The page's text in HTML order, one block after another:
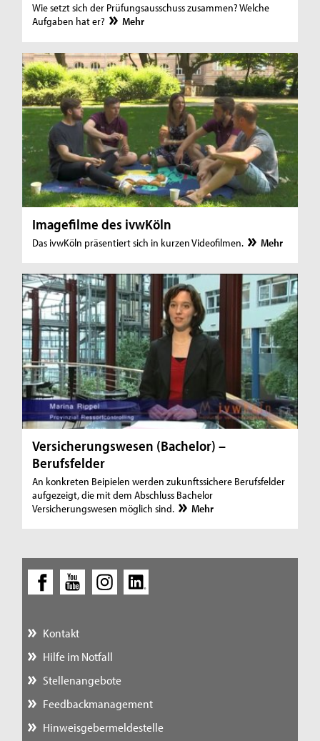
Wie setzt sich der Prüfungsausschuss zusammen? Welche
Aufgaben hat er?
Mehr
Imagefilme des ivwKöln
Das ivwKöln präsentiert sich in kurzen Videofilmen. Mehr
Versicherungswesen (Bachelor) –
Berufsfelder
An konkreten Beipielen werden zukunftssichere Berufsfelder
aufgezeigt, die mit dem Abschluss Bachelor
Versicherungswesen möglich sind.
Mehr
Kontakt
Hilfe im Notfall
Stellenangebote
Feedbackmanagement
Hinweisgebermeldestelle